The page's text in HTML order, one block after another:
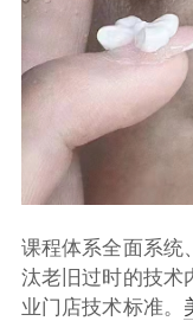
课程体系全面系统
汰老旧过时的技术
业门店技术标准。